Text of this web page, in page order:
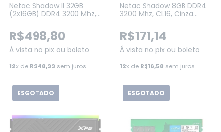
Netac Shadow II 32GB
(2x16GB) DDR4 3200 Mhz,
(NSWKU2BD4323200LH8DP)
R$498,80
Á vista no pix ou boleto
12x de R$48,33 sem juros
Netac Shadow 8GB DDR4
3200 Mhz, CL16, Cinza
R$171,14
Á vista no pix ou boleto
12x de R$16,58 sem juros
ESGOTADO ESGOTADO